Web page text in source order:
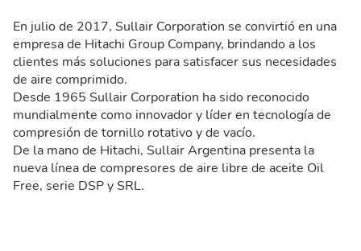
En julio de 2017, Sullair Corporation se convirtió en una
empresa de Hitachi Group Company, brindando a los
clientes más soluciones para satisfacer sus necesidades
de aire comprimido.
Desde 1965 Sullair Corporation ha sido reconocido
mundialmente como innovador y líder en tecnología de
compresión de tornillo rotativo y de vacío.
De la mano de Hitachi, Sullair Argentina presenta la
nueva línea de compresores de aire libre de aceite Oil
Free, serie DSP y SRL.